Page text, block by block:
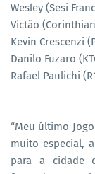
Wesley (Sesi
Victão
Kevin Crescenzi
Danilo Fuzaro
Rafael Paulichi
“Meu último
muito especial,
para a cidade